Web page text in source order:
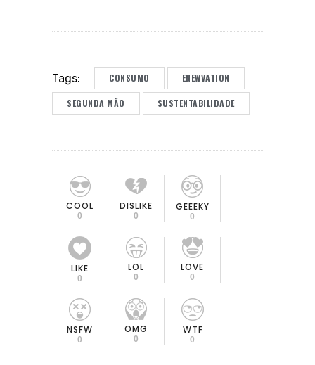
Tags: CONSUMO ENEWVATION
SEGUNDA MÃO SUSTENTABILIDADE
COOL
0
DISLIKE
0
GEEEKY
0
LIKE
0
LOL
0
LOVE
0
NSFW
0
OMG
0
WTF
0